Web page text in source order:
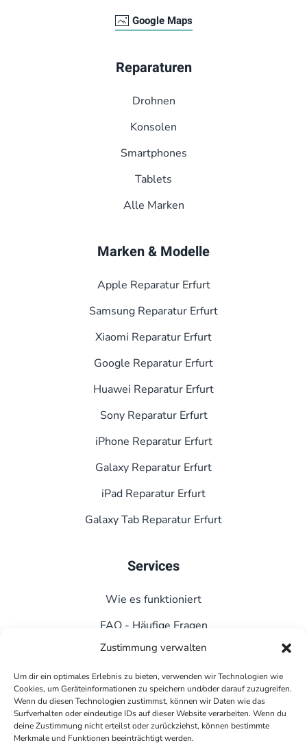
Zustimmung verwalten
Um dir ein optimales Erlebnis zu bieten, verwenden wir Technologien wie
Cookies, um Geräteinformationen zu speichern und/oder darauf zuzugreifen.
Wenn du diesen Technologien zustimmst, können wir Daten wie das
Surfverhalten oder eindeutige IDs auf dieser Website verarbeiten. Wenn du
deine Zustimmung nicht erteilst oder zurückziehst, können bestimmte
Merkmale und Funktionen beeinträchtigt werden.
Google Maps
Reparaturen
Drohnen
Konsolen
Smart­phones
Tablets
Alle Marken
Marken & Modelle
Apple Reparatur Erfurt
Samsung Reparatur Erfurt
Xiaomi Reparatur Erfurt
Google Reparatur Erfurt
Huawei Reparatur Erfurt
Sony Reparatur Erfurt
iPhone Reparatur Erfurt
Galaxy Reparatur Erfurt
iPad Reparatur Erfurt
Galaxy Tab Reparatur Erfurt
Services
Wie es funktioniert
FAQ - Häufige Fragen
Kontakt
Datenschutz
Impressum
Cookie-Richtlinie (EU)